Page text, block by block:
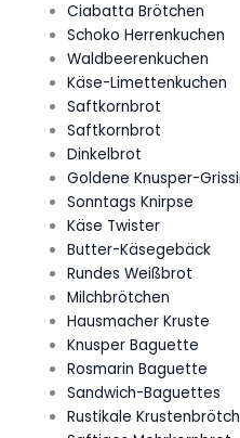
Ciabatta Brötchen
Schoko Herrenkuchen
Waldbeerenkuchen
Käse-Limettenkuchen
Saftkornbrot
Saftkornbrot
Dinkelbrot
Goldene Knusper-
Sonntags Knirpse
Käse Twister
Butter-Käsegebäck
Rundes Weißbrot
Milchbrötchen
Hausmacher Kruste
Knusper Baguette
Rosmarin Baguette
Sandwich-Baguettes
Rustikale